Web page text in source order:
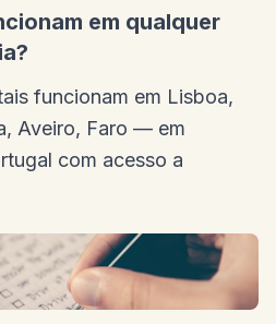
em qualquer
funcionam em Lisboa,
Aveiro, Faro — em
com acesso a